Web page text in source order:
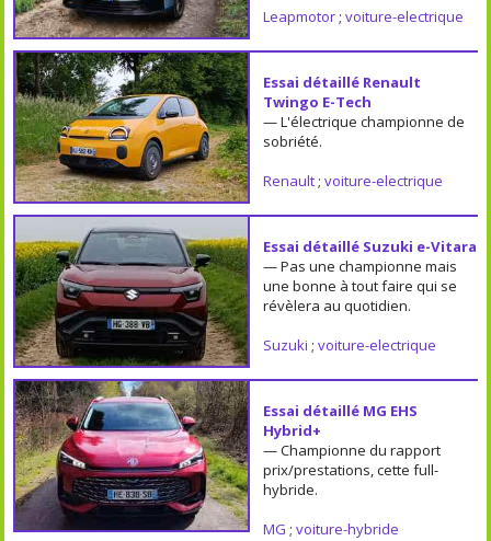
Leapmotor; voiture-electrique
Essai détaillé Renault
Twingo E-Tech
— L'électrique championne de
sobriété.
Renault; voiture-electrique
Essai détaillé Suzuki e-Vitara
— Pas une championne mais
une bonne à tout faire qui se
révèlera au quotidien.
Suzuki ; voiture-electrique
Essai détaillé MG EHS
Hybrid+
— Championne du rapport
prix/prestations, cette full-
hybride.
MG ; voiture-hybride